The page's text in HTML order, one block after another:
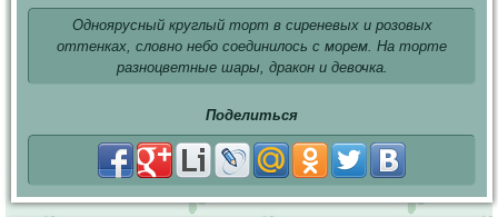
Одноярусный круглый торт в сиреневых и розовых
оттенках, словно небо соединилось с морем. На торте
разноцветные шары, дракон и девочка.
Поделиться